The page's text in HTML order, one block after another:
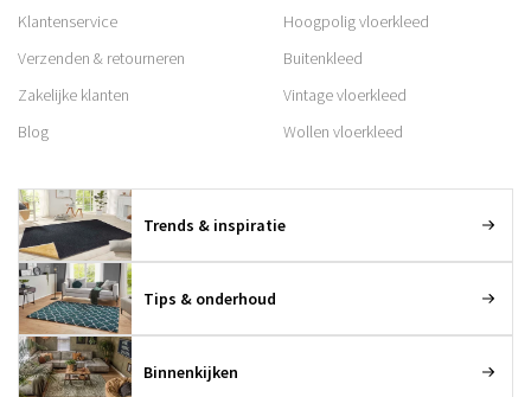
Klantenservice
Verzenden & retourneren
Zakelijke klanten
Blog
Hoogpolig vloerkleed
Buitenkleed
Vintage vloerkleed
Wollen vloerkleed
Trends & inspiratie
Tips & onderhoud
Binnenkijken